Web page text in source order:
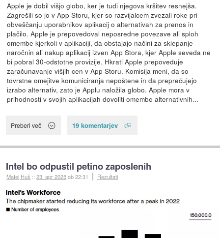
Apple je dobil višjo globo, ker je tudi njegova kršitev resnejša.
Zagrešili so jo v App Storu, kjer so razvijalcem zvezali roke pri
obveščanju uporabnikov aplikacij o alternativah za prenos in
plačilo. Apple je prepovedoval neposredne povezave ali sploh
omembe kjerkoli v aplikaciji, da obstajajo načini za sklepanje
naročnin ali nakup aplikacij izven App Stora, kjer Apple seveda ne
bi pobral 30-odstotne provizije. Hkrati Apple prepoveduje
zaračunavanje višjih cen v App Storu. Komisija meni, da so
tovrstne omejitve komuniciranja nepoštene in da preprečujejo
izrabo alternativ, zato je Applu naložila globo. Apple mora v
prihodnosti v svojih aplikacijah dovoliti omembe alternativnih...
Preberi več 19 komentarjev
Intel bo odpustil petino zaposlenih
Matej Huš ::23. apr 2025ob 22:31 Rezultati